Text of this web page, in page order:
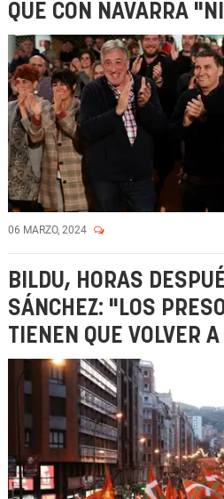
QUE CON NAVARRA
06 MARZO, 2024
BILDU, HORAS
SÁNCHEZ: "LOS
TIENEN QUE VOLVER